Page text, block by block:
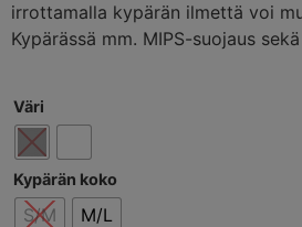
irrottamalla kypärän ilmettä voi
Kypärässä mm. MIPS-suojaus
Väri
Kypärän koko
S/M M/L